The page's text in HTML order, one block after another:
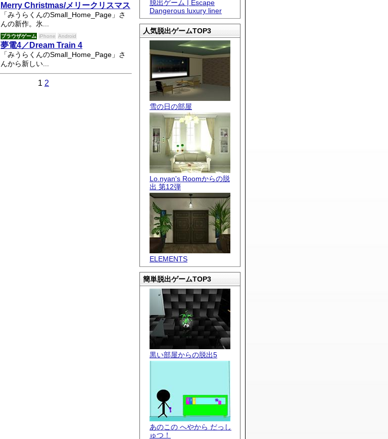
脱出ゲーム | Escape
Dangerous luxury liner
人気脱出ゲームTOP3
雪の日の部屋
Lo.nyan's Roomからの脱
出 第12弾
ELEMENTS
簡単脱出ゲームTOP3
黒い部屋からの脱出5
あのこの へやから だっし
ゅつ！
Merry Christmas/メリークリスマス
「みうらくんのSmall_Home_Page」さ
んの新作。氷...
ブラウザゲーム iPhone Android
夢電4／Dream Train 4
「みうらくんのSmall_Home_Page」さ
んから新しい...
1 2